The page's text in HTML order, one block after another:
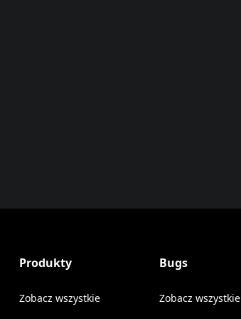
Produkty
Zobacz wszystkie
Bugs
Zobacz wszystkie